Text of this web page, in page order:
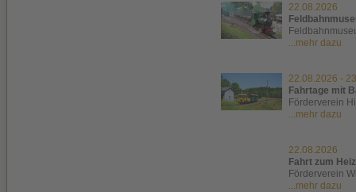
22.08.2026
...mehr dazu
22.08.2026 -
Fahrtage mit
Förderverein
...mehr dazu
22.08.2026
Fahrt zum
Förderverein
...mehr dazu